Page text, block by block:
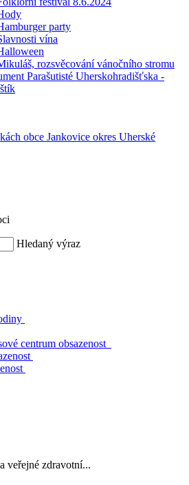
party
vína
rozsvěcování vánočního stromu
Parašutisté Uherskohradišťska -
obce Jankovice okres Uherské
Hledaný výraz
centrum obsazenost
veřejné zdravotní...